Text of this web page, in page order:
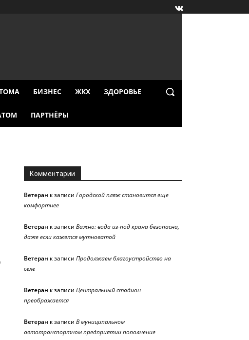
БИЗНЕС ЖКХ ЗДОРОВЬЕ
ПАРТНЁРЫ
Комментарии
Ветеран к записи Городской пляж становится еще
комфортнее
Ветеран к записи Важно: вода из-под крана безопасна,
даже если кажется мутноватой
Ветеран к записи Продолжаем благоустройство на
селе
Ветеран к записи Центральный стадион
преображается
Ветеран к записи В муниципальном
автотранспортном предприятии пополнение